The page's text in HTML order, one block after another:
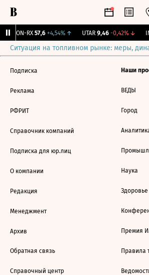
VEON-RX 57,6 +4,54%↑ UTAR 9,46 -0,42%↓
Ситуация на топливном рынке: меры,
Подписка
Реклама
РФРИТ
Справочник компаний
Подписка для юр.лиц
О компании
Редакция
Менеджмент
Архив
Обратная связь
Справочный центр
Наши
ВЕДЫ
Город
Наука
Здоровье
Премия
Правила